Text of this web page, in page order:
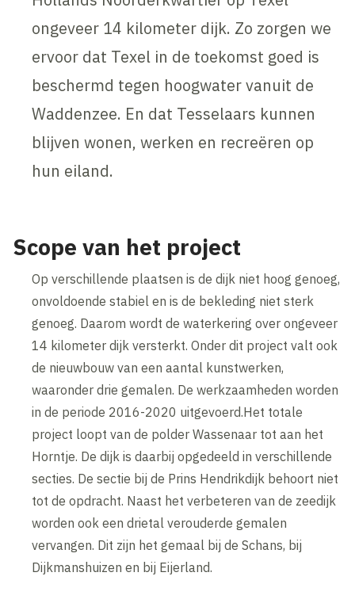
ongeveer 14 kilometer dijk. Zo zorgen we
ervoor dat Texel in de toekomst goed is
beschermd tegen hoogwater vanuit de
Waddenzee. En dat Tesselaars kunnen
blijven wonen, werken en recreëren op
hun eiland.
Scope van het project
Op verschillende plaatsen is de dijk niet hoog genoeg,
onvoldoende stabiel en is de bekleding niet sterk
genoeg. Daarom wordt de waterkering over ongeveer
14 kilometer dijk versterkt. Onder dit project valt ook
de nieuwbouw van een aantal kunstwerken,
waaronder drie gemalen. De werkzaamheden worden
in de periode 2016-2020 uitgevoerd.Het totale
project loopt van de polder Wassenaar tot aan het
Horntje. De dijk is daarbij opgedeeld in verschillende
secties. De sectie bij de Prins Hendrikdijk behoort niet
tot de opdracht. Naast het verbeteren van de zeedijk
worden ook een drietal verouderde gemalen
vervangen. Dit zijn het gemaal bij de Schans, bij
Dijkmanshuizen en bij Eijerland.